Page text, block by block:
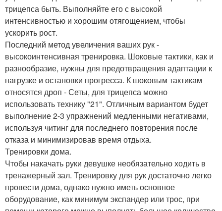
трицепса быть. Выполняйте его с высокой
интенсивностью и хорошим отягощением, чтобы
ускорить рост.
Последний метод увеличения ваших рук -
высокоинтенсивная тренировка. Шоковые тактики, как и
разнообразие, нужны для предотвращения адаптации к
нагрузке и остановки прогресса. К шоковым тактикам
относятся дроп - Сеты, для трицепса можно
использовать технику "21". Отличным вариантом будет
выполнение 2-3 упражнений медленными негативами,
используя читинг для последнего повторения после
отказа и минимизировав время отдыха.
Тренировки дома.
Чтобы накачать руки девушке необязательно ходить в
тренажерный зал. Тренировку для рук достаточно легко
провести дома, однако нужно иметь основное
оборудование, как минимум экспандер или трос, при